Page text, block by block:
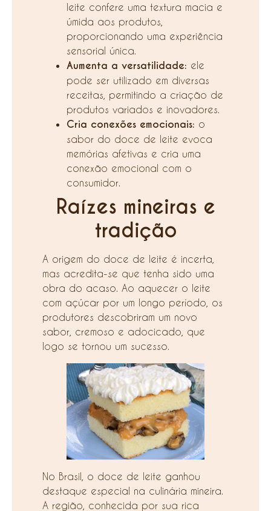
leite confere uma textura macia e
úmida aos produtos,
proporcionando uma experiência
sensorial única.
Aumenta a versatilidade: ele
pode ser utilizado em diversas
receitas, permitindo a criação de
produtos variados e inovadores.
Cria conexões emocionais: o
sabor do doce de leite evoca
memórias afetivas e cria uma
conexão emocional com o
consumidor.
Raízes mineiras e
tradição
A origem do doce de leite é incerta,
mas acredita-se que tenha sido uma
obra do acaso. Ao aquecer o leite
com açúcar por um longo período, os
produtores descobriram um novo
sabor, cremoso e adocicado, que
logo se tornou um sucesso.
No Brasil, o doce de leite ganhou
destaque especial na culinária mineira.
A região, conhecida por sua rica